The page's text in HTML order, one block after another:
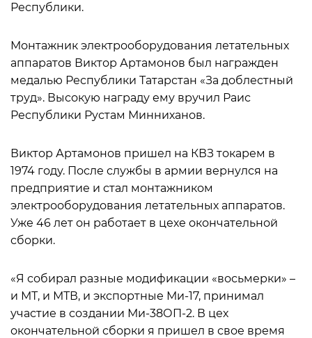
Республики.
Монтажник электрооборудования летательных
аппаратов Виктор Артамонов был награжден
медалью Республики Татарстан «За доблестный
труд». Высокую награду ему вручил Раис
Республики Рустам Минниханов.
Виктор Артамонов пришел на КВЗ токарем в
1974 году. После службы в армии вернулся на
предприятие и стал монтажником
электрооборудования летательных аппаратов.
Уже 46 лет он работает в цехе окончательной
сборки.
«Я собирал разные модификации «восьмерки» –
и МТ, и МТВ, и экспортные Ми-17, принимал
участие в создании Ми-38ОП-2. В цех
окончательной сборки я пришел в свое время